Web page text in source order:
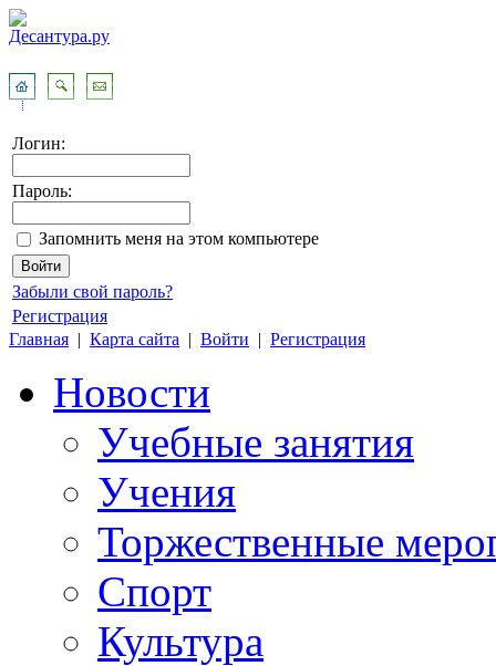
Логин:
Пароль:
Запомнить меня на этом компьютере
Забыли свой пароль?
Регистрация
Главная | Карта сайта | Войти | Регистрация
Новости
Учебные занятия
Учения
Торжественные
Спорт
Культура